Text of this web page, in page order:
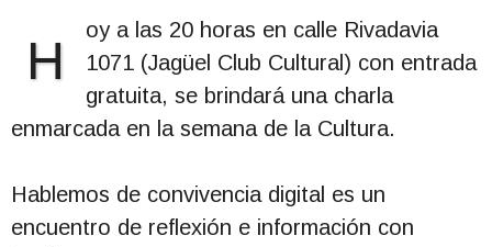
H
oy a las 20 horas en calle Rivadavia
1071 (Jagüel Club Cultural) con entrada
gratuita, se brindará una charla
enmarcada en la semana de la Cultura.
Hablemos de convivencia digital es un
encuentro de reflexión e información con